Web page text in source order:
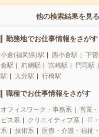
他の検索結果を見る
勤務地でお仕事情報をさがす
小倉(福岡県)駅 西小倉駅 下
倉駅
朽網駅 宮崎駅 門司駅
駅
大分駅 行橋駅
職種でお仕事情報をさがす
オフィスワーク・事務系
営業
ビス系
クリエイティブ系
IT
系
技術系 医療・介護・福祉